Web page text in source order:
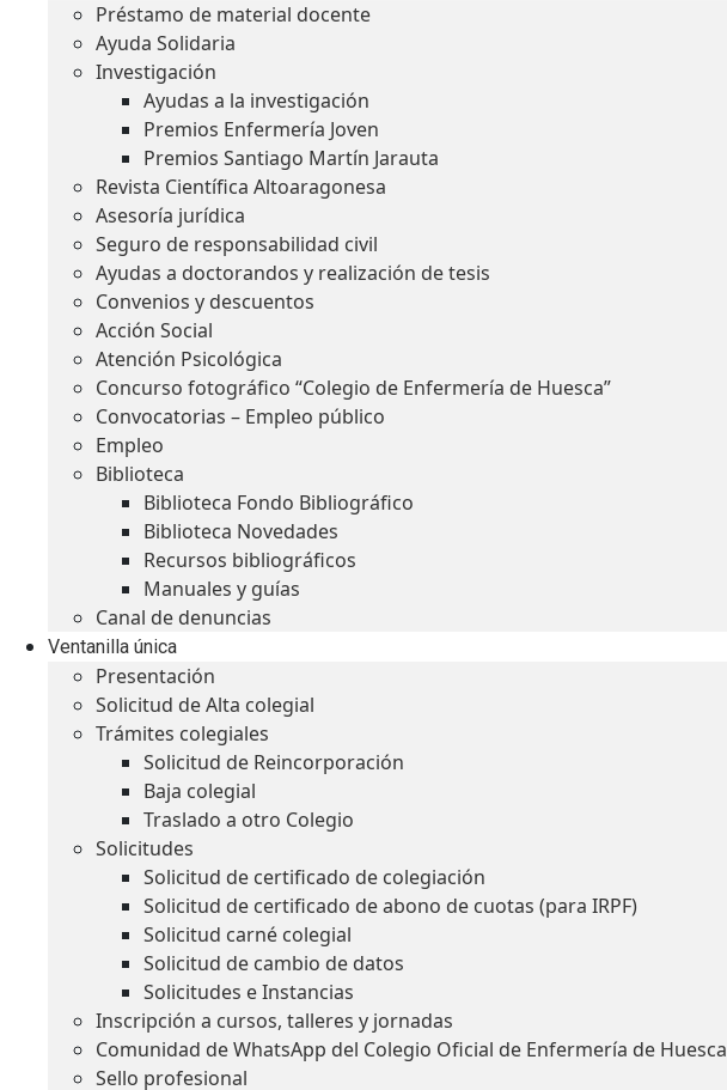
Préstamo de material docente
Ayuda Solidaria
Investigación
Ayudas a la investigación
Premios Enfermería Joven
Premios Santiago Martín Jarauta
Revista Científica Altoaragonesa
Asesoría jurídica
Seguro de responsabilidad civil
Ayudas a doctorandos y realización de tesis
Convenios y descuentos
Acción Social
Atención Psicológica
Concurso fotográfico “Colegio de Enfermería de Huesca”
Convocatorias – Empleo público
Empleo
Biblioteca
Biblioteca Fondo Bibliográfico
Biblioteca Novedades
Recursos bibliográficos
Manuales y guías
Canal de denuncias
Ventanilla única
Presentación
Solicitud de Alta colegial
Trámites colegiales
Solicitud de Reincorporación
Baja colegial
Traslado a otro Colegio
Solicitudes
Solicitud de certificado de colegiación
Solicitud de certificado de abono de cuotas (para IRPF)
Solicitud carné colegial
Solicitud de cambio de datos
Solicitudes e Instancias
Inscripción a cursos, talleres y jornadas
Comunidad de WhatsApp del Colegio Oficial de Enfermería de Huesca
Sello profesional